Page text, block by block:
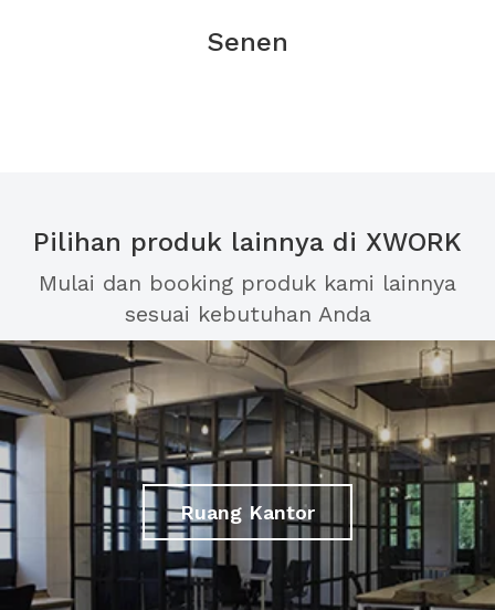
Senen
Pilihan produk lainnya di XWORK
Mulai dan booking produk kami lainnya
sesuai kebutuhan Anda
Ruang Kantor